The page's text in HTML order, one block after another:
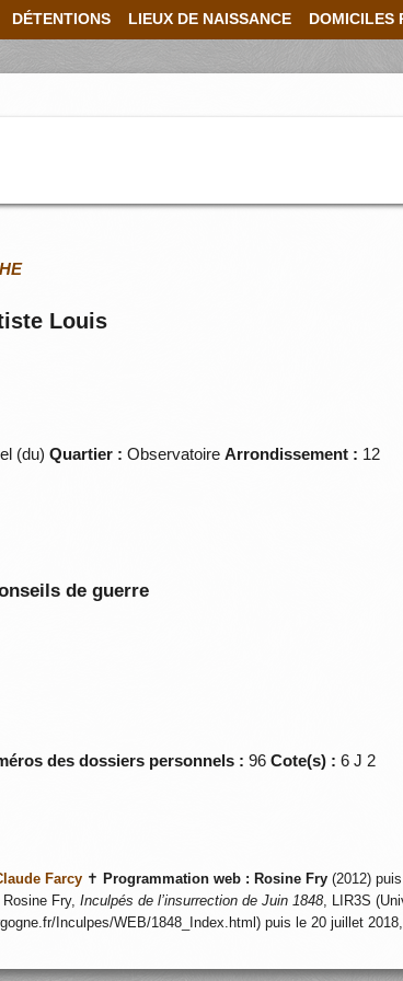
DÉTENTIONS LIEUX DE NAISSANCE DOMICILES
Louis
(du)Quartier : ObservatoireArrondissement : 12
de guerre
des dossiers personnels :96Cote(s) : 6 J 2
Farcy✝ Programmation web : Rosine Fry(2012) puis
Fry, Inculpés de l’insurrection de Juin 1848, LIR3S
Inculpes/WEB/1848_Index.html) puis le 20 juillet